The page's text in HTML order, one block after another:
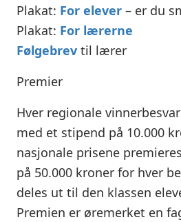
Plakat: For elever – er du
Plakat: For lærerne
Følgebrev til lærer
Premier
Hver regionale
med et stipend på 10.000
nasjonale prisene
på 50.000 kroner for hver
deles ut til den klassen
Premien er øremerket en